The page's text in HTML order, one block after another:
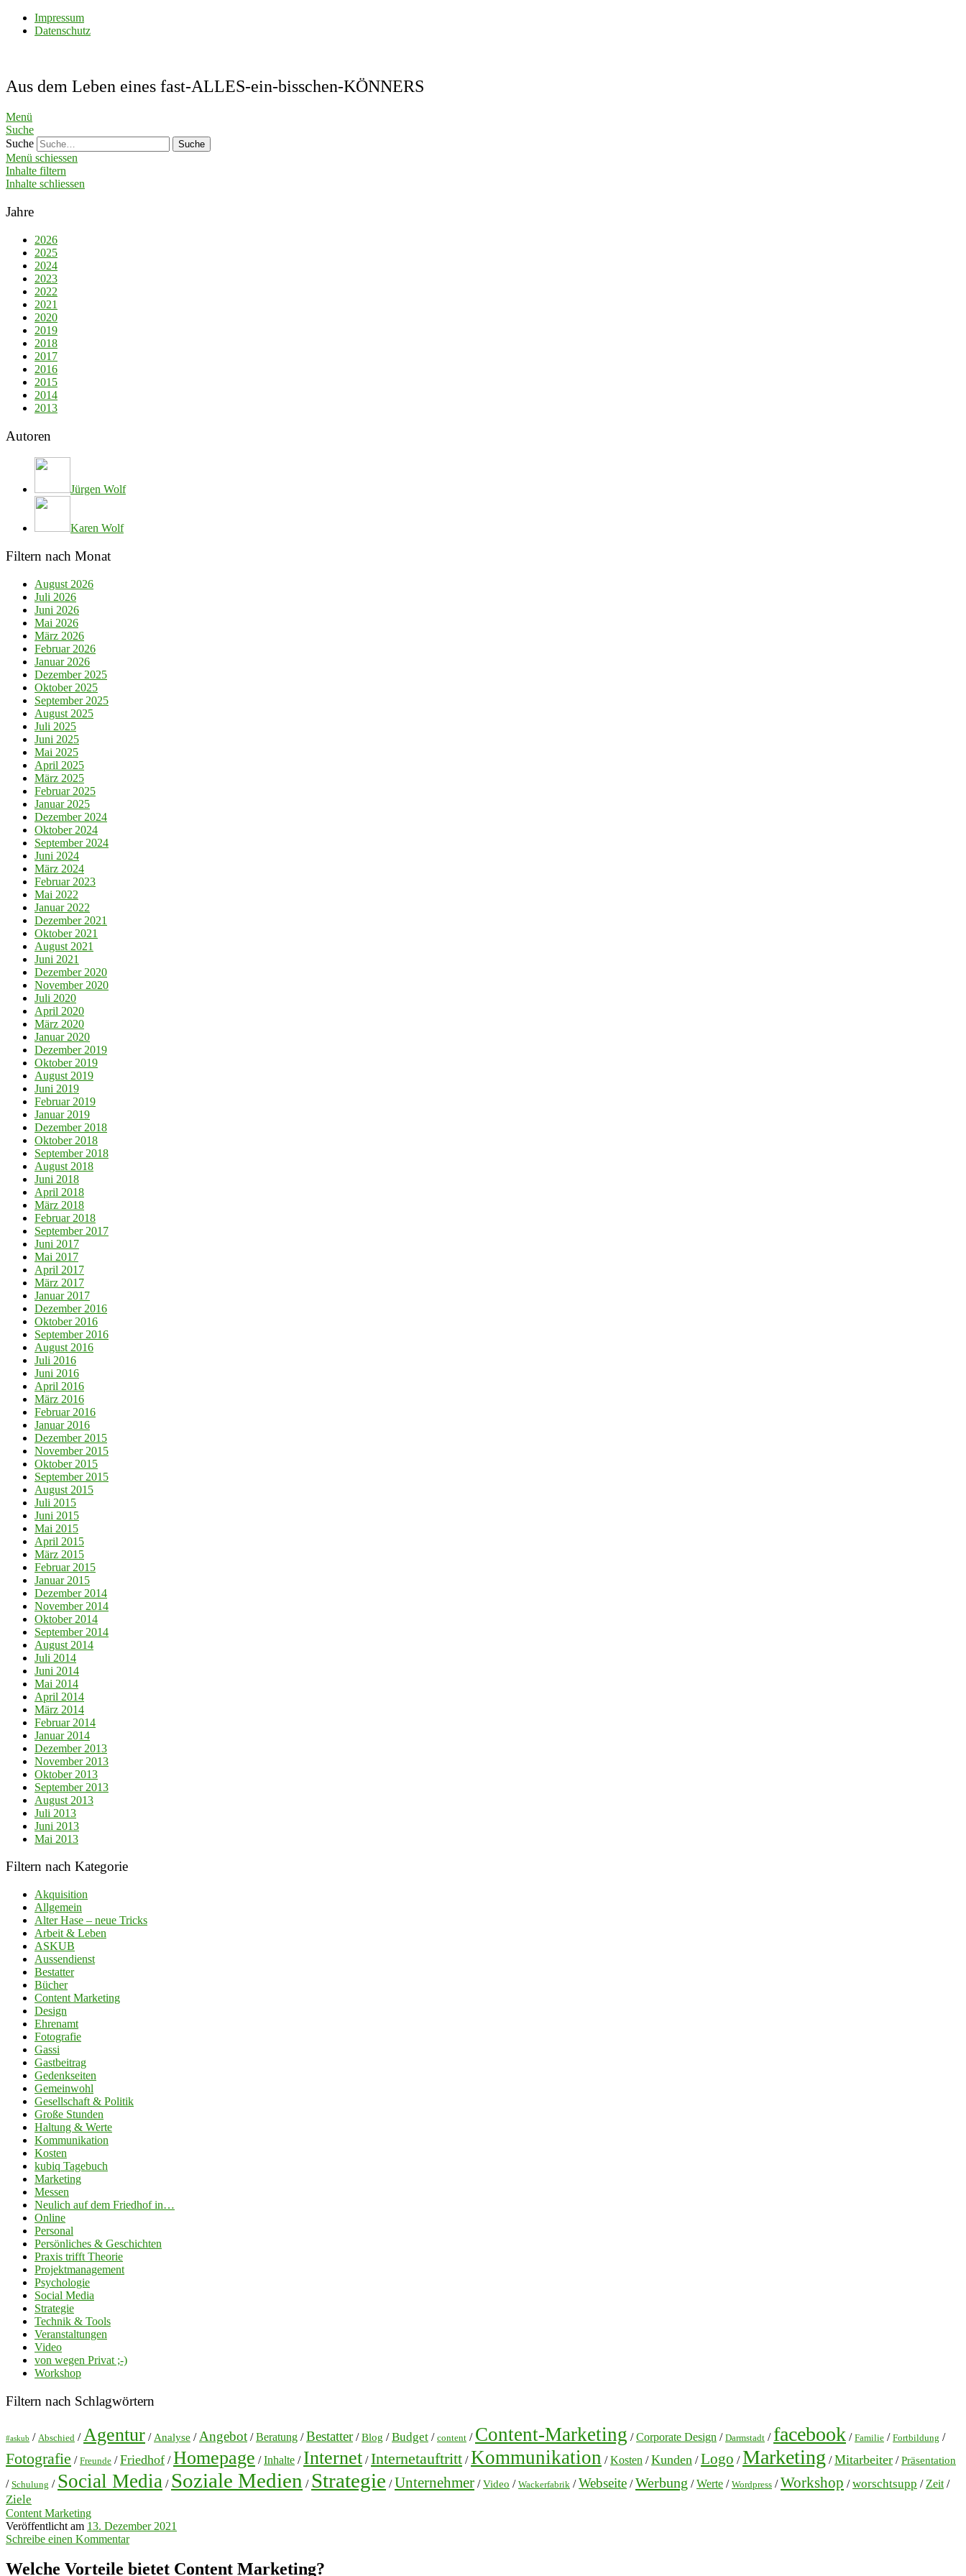
Impressum
Datenschutz
Aus dem Leben eines fast-ALLES-ein-bisschen-KÖNNERS
Menü
Suche
Suche
Menü schiessen
Inhalte filtern
Inhalte schliessen
Jahre
2026
2025
2024
2023
2022
2021
2020
2019
2018
2017
2016
2015
2014
2013
Autoren
Jürgen Wolf
Karen Wolf
Filtern nach Monat
August 2026
Juli 2026
Juni 2026
Mai 2026
März 2026
Februar 2026
Januar 2026
Dezember 2025
Oktober 2025
September 2025
August 2025
Juli 2025
Juni 2025
Mai 2025
April 2025
März 2025
Februar 2025
Januar 2025
Dezember 2024
Oktober 2024
September 2024
Juni 2024
März 2024
Februar 2023
Mai 2022
Januar 2022
Dezember 2021
Oktober 2021
August 2021
Juni 2021
Dezember 2020
November 2020
Juli 2020
April 2020
März 2020
Januar 2020
Dezember 2019
Oktober 2019
August 2019
Juni 2019
Februar 2019
Januar 2019
Dezember 2018
Oktober 2018
September 2018
August 2018
Juni 2018
April 2018
März 2018
Februar 2018
September 2017
Juni 2017
Mai 2017
April 2017
März 2017
Januar 2017
Dezember 2016
Oktober 2016
September 2016
August 2016
Juli 2016
Juni 2016
April 2016
März 2016
Februar 2016
Januar 2016
Dezember 2015
November 2015
Oktober 2015
September 2015
August 2015
Juli 2015
Juni 2015
Mai 2015
April 2015
März 2015
Februar 2015
Januar 2015
Dezember 2014
November 2014
Oktober 2014
September 2014
August 2014
Juli 2014
Juni 2014
Mai 2014
April 2014
März 2014
Februar 2014
Januar 2014
Dezember 2013
November 2013
Oktober 2013
September 2013
August 2013
Juli 2013
Juni 2013
Mai 2013
Filtern nach Kategorie
Akquisition
Allgemein
Alter Hase – neue Tricks
Arbeit & Leben
ASKUB
Aussendienst
Bestatter
Bücher
Content Marketing
Design
Ehrenamt
Fotografie
Gassi
Gastbeitrag
Gedenkseiten
Gemeinwohl
Gesellschaft & Politik
Große Stunden
Haltung & Werte
Kommunikation
Kosten
kubiq Tagebuch
Marketing
Messen
Neulich auf dem Friedhof in…
Online
Personal
Persönliches & Geschichten
Praxis trifft Theorie
Projektmanagement
Psychologie
Social Media
Strategie
Technik & Tools
Veranstaltungen
Video
von wegen Privat ;-)
Workshop
Filtern nach Schlagwörtern
#askub / Abschied / Agentur / Analyse / Angebot /Beratung /Bestatter/Blog /Budget / content / Content-Marketing /Corporate Design / Darmstadt / facebook / Familie / Fortbildung /
Fotografie / Freunde /Friedhof /Homepage /Inhalte / Internet /Internetauftritt /Kommunikation /Kosten /Kunden /Logo /Marketing /Mitarbeiter /Präsentation
/ Schulung / Social Media / Soziale Medien / Strategie /Unternehmer /Video / Wackerfabrik /Webseite /Werbung /Werte / Wordpress /Workshop /worschtsupp / Zeit /
Ziele
Content Marketing
Veröffentlicht am 13. Dezember 2021
Schreibe einen Kommentar
Welche Vorteile bietet Content Marketing?